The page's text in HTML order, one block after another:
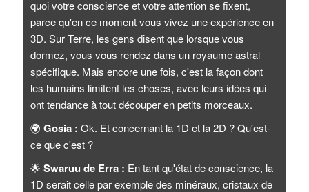
quoi votre conscience et votre attention se fixent,
parce qu'en ce moment vous vivez une expérience en
3D. Sur Terre, les gens disent que lorsque vous
dormez, vous vous rendez dans un royaume astral
spécifique. Mais encore une fois, c'est la façon dont
les humains limitent les choses, avec leurs idées qui
ont tendance à tout découper en petits morceaux.
🌍 Gosia : Ok. Et concernant la 1D et la 2D ? Qu'est-
ce que c'est ?
🌟 Swaruu de Erra : En tant qu'état de conscience, la
1D serait celle par exemple des minéraux, cristaux de